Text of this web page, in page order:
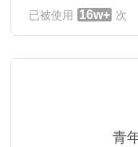
已被使用 16w+ 次
青